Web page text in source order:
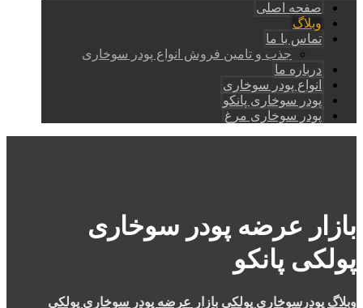
صفحه اصلی
وبلاگ
تماس با ما
جذب و تامین فروش انواع پودر سوخاری
درباره ما
انواع پودر سوخاری
پودر سوخاری پانکو
پودر سوخاری مرغ
بازار عرضه پودر سوخاری
پولکی پانکو
وبلاگ پودرسوخاری پولکی بازار عرضه پودر سوخاری پولکی